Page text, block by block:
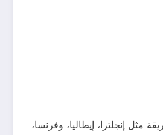
مثل إنجلترا، إيطاليا، وفرنسا،